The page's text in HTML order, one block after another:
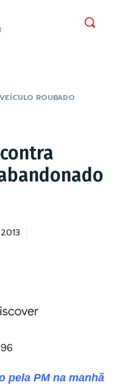
ROUBADO
pela PM na manhã